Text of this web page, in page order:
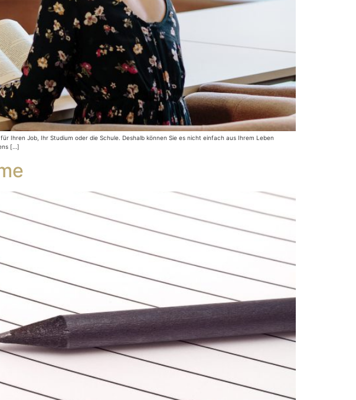
Ihren Job, Ihr Studium oder die Schule. Deshalb können Sie es nicht einfach aus Ihrem Leben
[…]